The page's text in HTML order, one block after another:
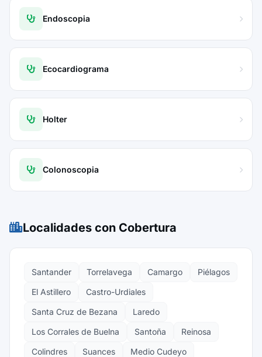
Endoscopia
Ecocardiograma
Holter
Colonoscopia
Localidades con Cobertura
Santander Torrelavega Camargo
Piélagos
El Astillero
Castro-Urdiales
Santa Cruz de Bezana
Laredo
Los Corrales de Buelna
Santoña
Reinosa
Colindres
Suances
Medio Cudeyo